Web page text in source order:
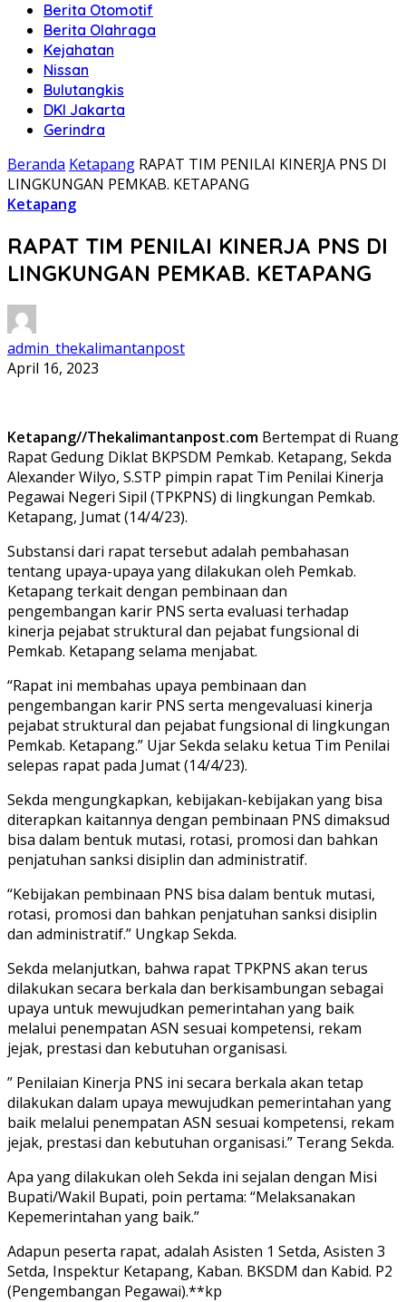
Berita Otomotif
Berita Olahraga
Kejahatan
Nissan
Bulutangkis
DKI Jakarta
Gerindra
Beranda Ketapang RAPAT TIM PENILAI KINERJA PNS DI
LINGKUNGAN PEMKAB. KETAPANG
Ketapang
RAPAT TIM PENILAI KINERJA PNS DI
LINGKUNGAN PEMKAB. KETAPANG
admin_thekalimantanpost
April 16, 2023
Ketapang//Thekalimantanpost.com Bertempat di Ruang
Rapat Gedung Diklat BKPSDM Pemkab. Ketapang, Sekda
Alexander Wilyo, S.STP pimpin rapat Tim Penilai Kinerja
Pegawai Negeri Sipil (TPKPNS) di lingkungan Pemkab.
Ketapang, Jumat (14/4/23).
Substansi dari rapat tersebut adalah pembahasan
tentang upaya-upaya yang dilakukan oleh Pemkab.
Ketapang terkait dengan pembinaan dan
pengembangan karir PNS serta evaluasi terhadap
kinerja pejabat struktural dan pejabat fungsional di
Pemkab. Ketapang selama menjabat.
“Rapat ini membahas upaya pembinaan dan
pengembangan karir PNS serta mengevaluasi kinerja
pejabat struktural dan pejabat fungsional di lingkungan
Pemkab. Ketapang.” Ujar Sekda selaku ketua Tim Penilai
selepas rapat pada Jumat (14/4/23).
Sekda mengungkapkan, kebijakan-kebijakan yang bisa
diterapkan kaitannya dengan pembinaan PNS dimaksud
bisa dalam bentuk mutasi, rotasi, promosi dan bahkan
penjatuhan sanksi disiplin dan administratif.
“Kebijakan pembinaan PNS bisa dalam bentuk mutasi,
rotasi, promosi dan bahkan penjatuhan sanksi disiplin
dan administratif.” Ungkap Sekda.
Sekda melanjutkan, bahwa rapat TPKPNS akan terus
dilakukan secara berkala dan berkisambungan sebagai
upaya untuk mewujudkan pemerintahan yang baik
melalui penempatan ASN sesuai kompetensi, rekam
jejak, prestasi dan kebutuhan organisasi.
” Penilaian Kinerja PNS ini secara berkala akan tetap
dilakukan dalam upaya mewujudkan pemerintahan yang
baik melalui penempatan ASN sesuai kompetensi, rekam
jejak, prestasi dan kebutuhan organisasi.” Terang Sekda.
Apa yang dilakukan oleh Sekda ini sejalan dengan Misi
Bupati/Wakil Bupati, poin pertama: “Melaksanakan
Kepemerintahan yang baik.”
Adapun peserta rapat, adalah Asisten 1 Setda, Asisten 3
Setda, Inspektur Ketapang, Kaban. BKSDM dan Kabid. P2
(Pengembangan Pegawai).**kp